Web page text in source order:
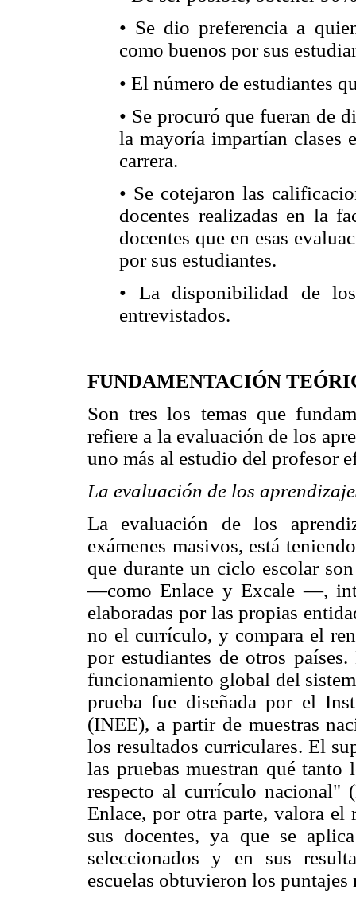
• Se dio preferencia a
como buenos por sus
• El número de estudiantes
• Se procuró que fueran de
la mayoría impartían clases
carrera.
• Se cotejaron las
docentes realizadas en la
docentes que en esas
por sus estudiantes.
• La disponibilidad de
entrevistados.
FUNDAMENTACIÓN
Son tres los temas que
refiere a la evaluación de los
uno más al estudio del profesor
La evaluación de los
La evaluación de los
exámenes masivos, está
que durante un ciclo escolar
—como Enlace y Excale —,
elaboradas por las propias
no el currículo, y compara el
por estudiantes de otros
funcionamiento global del
prueba fue diseñada por el
(INEE), a partir de muestras
los resultados curriculares. El
las pruebas muestran qué tanto
respecto al currículo nacional"
Enlace, por otra parte, valora el
sus docentes, ya que se
seleccionados y en sus
escuelas obtuvieron los puntajes